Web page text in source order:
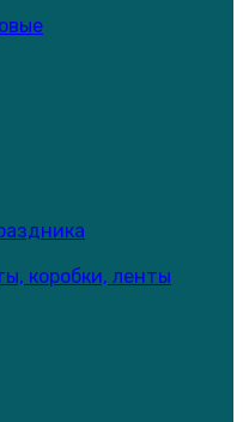
коробки, ленты